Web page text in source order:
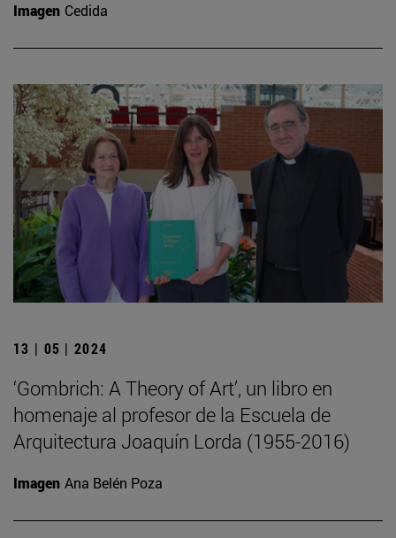
Imagen Cedida
13 | 05 | 2024
‘Gombrich: A Theory of Art’, un libro en
homenaje al profesor de la Escuela de
Arquitectura Joaquín Lorda (1955-2016)
Imagen Ana Belén Poza